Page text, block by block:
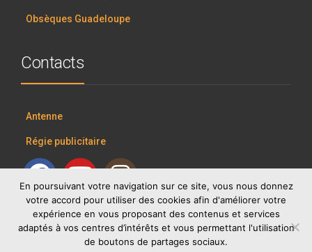
Obsèques Guadeloupe
Contacts
Antenne
Régie publicitaire
En poursuivant votre navigation sur ce site, vous nous donnez
votre accord pour utiliser des cookies afin d'améliorer votre
expérience en vous proposant des contenus et services
adaptés à vos centres d’intérêts et vous permettant l'utilisation
de boutons de partages sociaux.